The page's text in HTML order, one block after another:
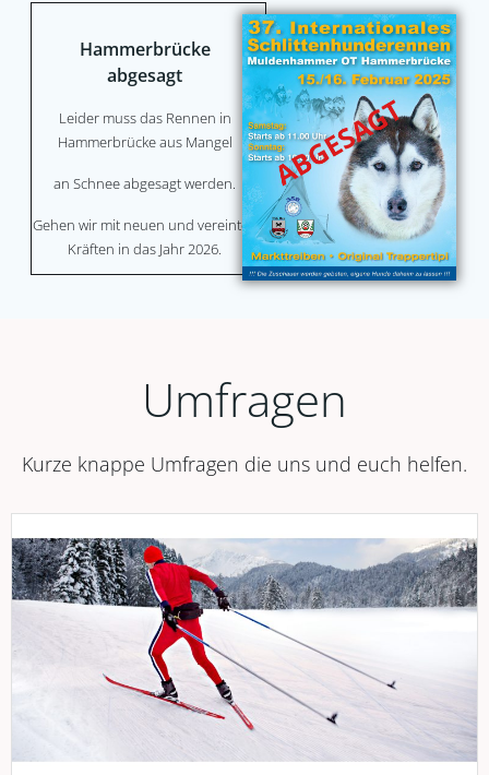
Hammerbrücke
abgesagt
Leider muss das Rennen in
Hammerbrücke aus Mangel
an Schnee abgesagt werden.
Gehen wir mit neuen und vereinten
Kräften in das Jahr 2026.
Umfragen
Kurze knappe Umfragen die uns und euch helfen.